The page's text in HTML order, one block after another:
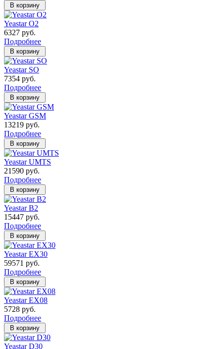
Yeastar O2
6327 руб.
Подробнее
Yeastar SO
7354 руб.
Подробнее
Yeastar GSM
13219 руб.
Подробнее
Yeastar UMTS
21590 руб.
Подробнее
Yeastar B2
15447 руб.
Подробнее
Yeastar EX30
59571 руб.
Подробнее
Yeastar EX08
5728 руб.
Подробнее
Yeastar D30